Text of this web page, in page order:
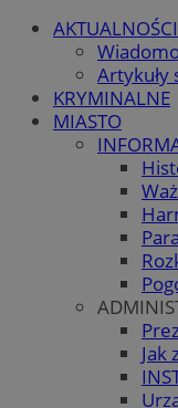
AKTUALNOŚCI
Artykuły
KRYMINALNE
MIASTO
Jak